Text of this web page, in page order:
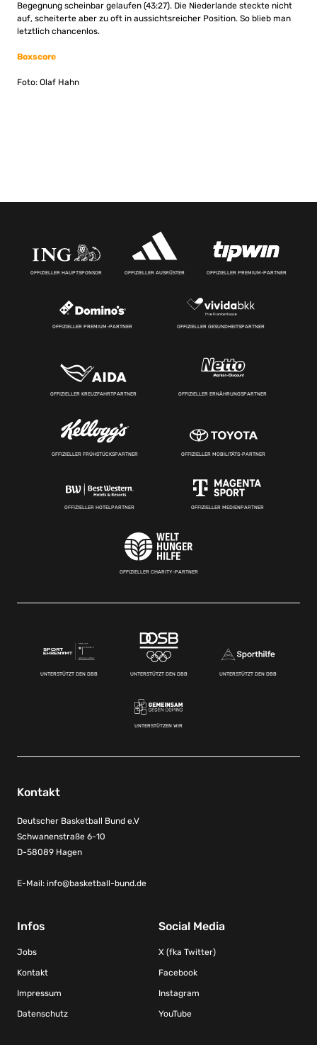
Begegnung scheinbar gelaufen (43:27). Die Niederlande steckte nicht
auf, scheiterte aber zu oft in aussichtsreicher Position. So blieb man
letztlich chancenlos.
Boxscore
Foto: Olaf Hahn
OFFIZIELLER HAUPTSPONSOR OFFIZIELLER AUSRÜSTER OFFIZIELLER PREMIUM-PARTNER
OFFIZIELLER PREMIUM-PARTNER OFFIZIELLER GESUNDHEITSPARTNER
OFFIZIELLER KREUZFAHRTPARTNER OFFIZIELLER ERNÄHRUNGSPARTNER
OFFIZIELLER FRÜHSTÜCKSPARTNER OFFIZIELLER MOBILITÄTS-PARTNER
OFFIZIELLER HOTELPARTNER OFFIZIELLER MEDIENPARTNER
OFFIZIELLER CHARITY-PARTNER
UNTERSTÜTZT DEN DBB UNTERSTÜTZT DEN DBB UNTERSTÜTZT DEN DBB
UNTERSTÜTZEN WIR
Kontakt
Deutscher Basketball Bund e.V
Schwanenstraße 6-10
D-58089 Hagen
E-Mail: info@basketball-bund.de
Infos
Jobs
Kontakt
Impressum
Datenschutz
Social Media
X (fka Twitter)
Facebook
Instagram
YouTube